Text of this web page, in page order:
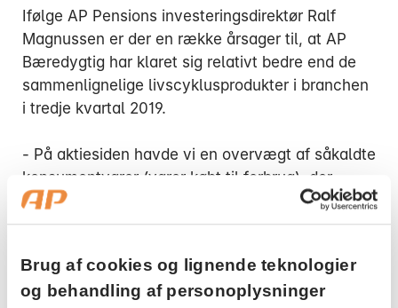
Brug af cookies og lignende teknologier
og behandling af personoplysninger
Ifølge AP Pensions investeringsdirektør Ralf
Magnussen er der en række årsager til, at AP
Bæredygtig har klaret sig relativt bedre end de
sammenlignelige livscyklusprodukter i branchen
i tredje kvartal 2019.
- På aktiesiden havde vi en overvægt af såkaldte
konsumentvarer (varer købt til forbrug), der
klarede sig godt i tredje kvartal, og en undervægt
af danske aktier, som generelt klarede sig
bidrog fraværet af investeringer i energisektoren,
som også klarede sig skidt relativt set, positivt til